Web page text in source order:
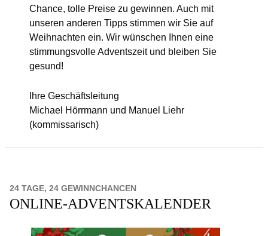
Chance, tolle Preise zu gewinnen. Auch mit
unseren anderen Tipps stimmen wir Sie auf
Weihnachten ein. Wir wünschen Ihnen eine
stimmungsvolle Adventszeit und bleiben Sie
gesund!
Ihre Geschäftsleitung
Michael Hörrmann und Manuel Liehr
(kommissarisch)
24 TAGE, 24 GEWINNCHANCEN
ONLINE-ADVENTSKALENDER